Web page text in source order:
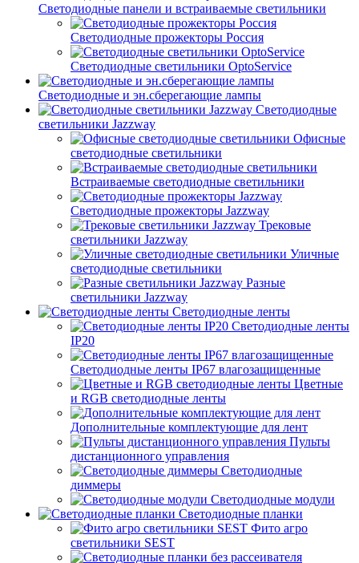
Светодиодные панели и встраиваемые светильники
Светодиодные прожекторы Россия
Светодиодные светильники OptoService
Светодиодные и эн.сберегающие лампы
Светодиодные
светильники Jazzway
Офисные
светодиодные светильники
Встраиваемые светодиодные светильники
Светодиодные прожекторы Jazzway
Трековые
светильники Jazzway
Уличные
светодиодные светильники
Разные
светильники Jazzway
Светодиодные ленты
Светодиодные ленты
IP20
Светодиодные ленты IP67 влагозащищенные
Цветные
и RGB светодиодные ленты
Дополнительные комплектующие для лент
Пульты
дистанционного управления
Светодиодные
диммеры
Светодиодные модули
Светодиодные планки
Фито агро
светильники SEST